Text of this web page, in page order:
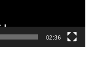
02:36